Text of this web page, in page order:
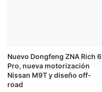
Nuevo Dongfeng ZNA Rich 6
Pro, nueva motorización
Nissan M9T y diseño off-
road